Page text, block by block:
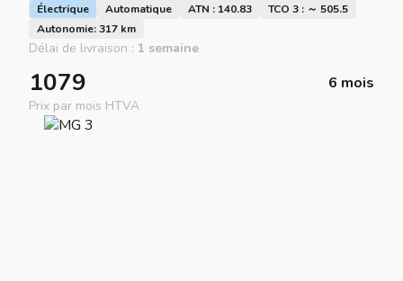
Électrique Automatique ATN : 140.83
TCO 3 : ～ 505.5
Autonomie: 317 km
Délai de livraison : 1 semaine
1079 6 mois
Prix par mois HTVA